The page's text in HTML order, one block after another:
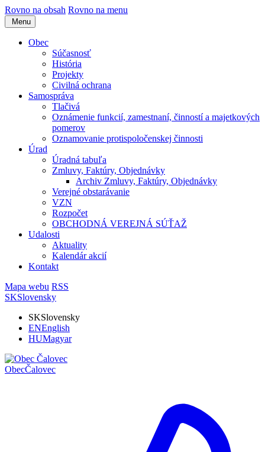
Rovno na obsah Rovno na menu
Menu
Obec
Súčasnosť
História
Projekty
Civilná ochrana
Samospráva
Tlačivá
Oznámenie funkcií, zamestnaní, činností a majetkových
pomerov
Oznamovanie protispoločenskej činnosti
Úrad
Úradná tabuľa
Zmluvy, Faktúry, Objednávky
Archiv Zmluvy, Faktúry, Objednávky
Verejné obstarávanie
VZN
Rozpočet
OBCHODNÁ VEREJNÁ SÚŤAŽ
Udalosti
Aktuality
Kalendár akcií
Kontakt
Mapa webu RSS
SKSlovensky
SKSlovensky
ENEnglish
HUMagyar
ObecČalovec